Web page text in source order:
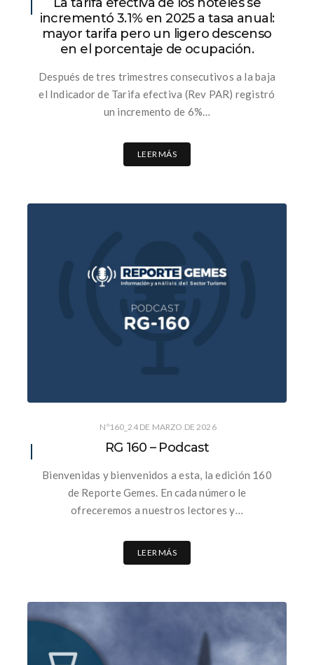
incrementó 3.1% en 2025 a tasa anual:
mayor tarifa pero un ligero descenso
en el porcentaje de ocupación.
Después de tres trimestres consecutivos a la baja
el Indicador de Tarifa efectiva (Rev PAR) registró
un incremento de 6%…
LEER MÁS
Nº160_24 DE MARZO DE 2026
RG 160 – Podcast
Bienvenidas y bienvenidos a esta, la edición 160
de Reporte Gemes. En cada número le
ofreceremos a nuestros lectores y…
LEER MÁS